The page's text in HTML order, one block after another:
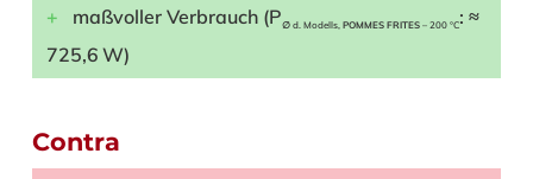
maßvoller Verbrauch (P∅ d. Modells, POMMES FRITES– 200 °C: ≈
725,6 W)
Contra